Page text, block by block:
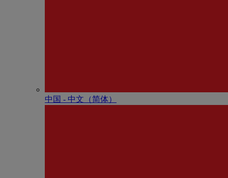
中国 - 中⽂（简体）